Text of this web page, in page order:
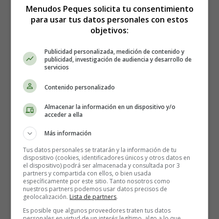
Debilidad muscular
Problemas psicológicos, que pueden incluir depresión
y confusión
Problemas con la memoria, la comprensión y el juicio
Algunos de estos problemas también pueden ocurrir si
pero no tiene anemia.
Consulte a su médico de cabecera si cree que puede tener
condiciones a menudo se pueden diagnosticar en función
de sus síntomas y los resultados de un análisis de sangre.
Es importante que la vitamina B12 o la anemia por
deficiencia de folato se diagnostiquen y traten lo antes
posible porque, aunque muchos de los síntomas mejoran
Menudos Peques solicita tu consentimiento
para usar tus datos personales con estos
objetivos:
Publicidad personalizada, medición de contenido y
publicidad, investigación de audiencia y desarrollo de
servicios
Contenido personalizado
Almacenar la información en un dispositivo y/o
acceder a ella
Más información
Tus datos personales se tratarán y la información de tu
dispositivo (cookies, identificadores únicos y otros datos en
el dispositivo) podrá ser almacenada y consultada por 3
partners y compartida con ellos, o bien usada
específicamente por este sitio. Tanto nosotros como
nuestros partners podemos usar datos precisos de
geolocalización. Lista de partners.
Es posible que algunos proveedores traten tus datos